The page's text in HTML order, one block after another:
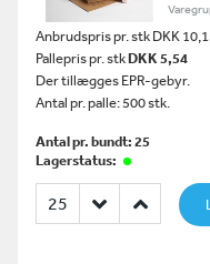
Anbrudspris pr. stk DKK
Pallepris pr. stkDKK 5,54
Der tillægges EPR-gebyr.
Antal pr. palle: 500 stk.
Antal pr. bundt: 25
Lagerstatus: